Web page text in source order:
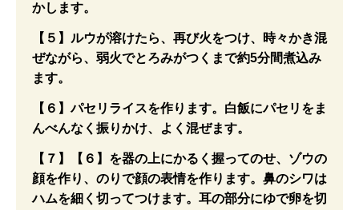
かします。
【５】ルウが溶けたら、再び火をつけ、時々かき混
ぜながら、弱火でとろみがつくまで約5分間煮込み
ます。
【６】パセリライスを作ります。白飯にパセリをま
んべんなく振りかけ、よく混ぜます。
【７】【６】を器の上にかるく握ってのせ、ゾウの
顔を作り、のりで顔の表情を作ります。鼻のシワは
ハムを細く切ってつけます。耳の部分にゆで卵を切